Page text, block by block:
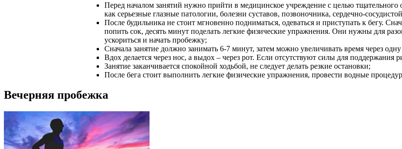
Перед началом занятий нужно прийти в медицинское учреждение с целью тщательного
как серьезные глазные патологии, болезни суставов, позвоночника, сердечно-
После будильника не стоит мгновенно подниматься, одеваться и приступать к бегу.
попить сок, десять минут поделать легкие физические упражнения. Они нужны для
ускориться и начать пробежку;
Сначала занятие должно занимать 6-7 минут, затем можно увеличивать время через
Вдох делается через нос, а выдох – через рот. Если отсутствуют силы для поддержания
Занятие заканчивается спокойной ходьбой, не следует делать резкие остановки;
После бега стоит выполнить легкие физические упражнения, провести водные
Вечерняя пробежка